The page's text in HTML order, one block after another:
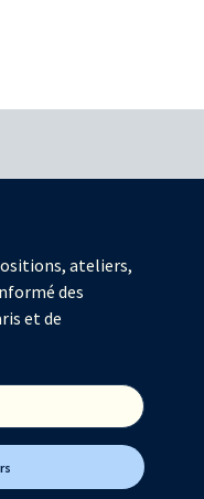
ateliers,
des
et de